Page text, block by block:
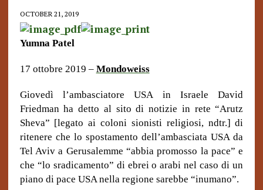
OCTOBER 21, 2019
Yumna Patel
17 ottobre 2019 – Mondoweiss
Giovedì l’ambasciatore USA in Israele David
Friedman ha detto al sito di notizie in rete “Arutz
Sheva” [legato ai coloni sionisti religiosi, ndtr.] di
ritenere che lo spostamento dell’ambasciata USA da
Tel Aviv a Gerusalemme “abbia promosso la pace” e
che “lo sradicamento” di ebrei o arabi nel caso di un
piano di pace USA nella regione sarebbe “inumano”.